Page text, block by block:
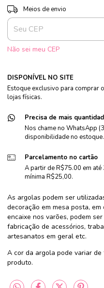
Entregas para o CEP:
Meios de envio
Não sei meu CEP
DISPONÍVEL NO SITE
Estoque exclusivo para comprar
lojas físicas.
Precisa de mais
Nos chame no WhatsApp
disponibilidade no estoque.
Parcelamento no cartão
A partir de R$75.00 em
mínima R$25,00.
As argolas podem ser
decoração em mesa posta,
encaixe nos varões, podem
fabricação de acessórios,
artesanatos em geral etc.
A cor da argola pode variar
produto.